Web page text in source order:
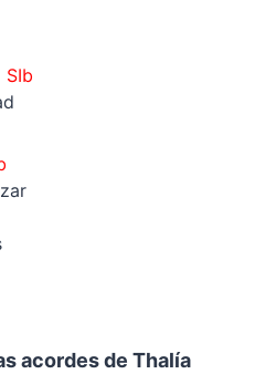
acordes de Thalía